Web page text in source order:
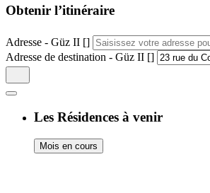
Obtenir l’itinéraire
Adresse - Güz II []
Adresse de destination - Güz II []
Les Résidences à venir
Mois en cours